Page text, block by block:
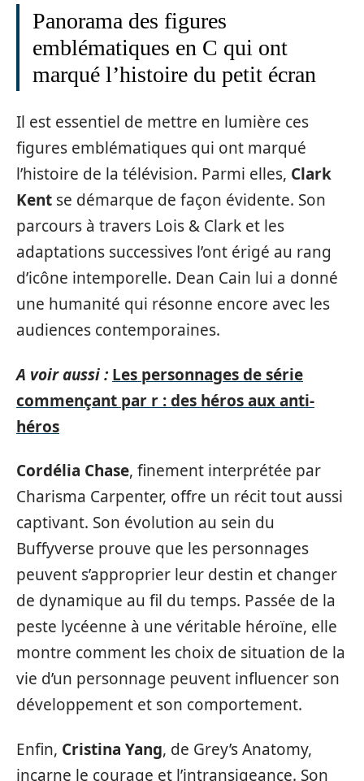
Panorama des figures
emblématiques en C qui ont
marqué l’histoire du petit écran
Il est essentiel de mettre en lumière ces
figures emblématiques qui ont marqué
l’histoire de la télévision. Parmi elles, Clark
Kent se démarque de façon évidente. Son
parcours à travers Lois & Clark et les
adaptations successives l’ont érigé au rang
d’icône intemporelle. Dean Cain lui a donné
une humanité qui résonne encore avec les
audiences contemporaines.
A voir aussi : Les personnages de série
commençant par r : des héros aux anti-
héros
Cordélia Chase, finement interprétée par
Charisma Carpenter, offre un récit tout aussi
captivant. Son évolution au sein du
Buffyverse prouve que les personnages
peuvent s’approprier leur destin et changer
de dynamique au fil du temps. Passée de la
peste lycéenne à une véritable héroïne, elle
montre comment les choix de situation de la
vie d’un personnage peuvent influencer son
développement et son comportement.
Enfin, Cristina Yang, de Grey’s Anatomy,
incarne le courage et l’intransigeance. Son